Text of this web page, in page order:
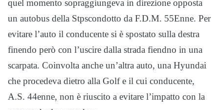
quel momento sopraggiungeva in direzione opposta
un autobus della Stpscondotto da F.D.M. 55Enne. Per
evitare l’auto il conducente si è spostato sulla destra
finendo però con l’uscire dalla strada fiendno in una
scarpata. Coinvolta anche un’altra auto, una Hyundai
che procedeva dietro alla Golf e il cui conducente,
A.S. 44enne, non è riuscito a evitare l’impatto con la